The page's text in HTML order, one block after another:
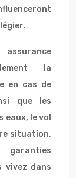
la
en cas de
que les
le vol
situation,
vivez dans